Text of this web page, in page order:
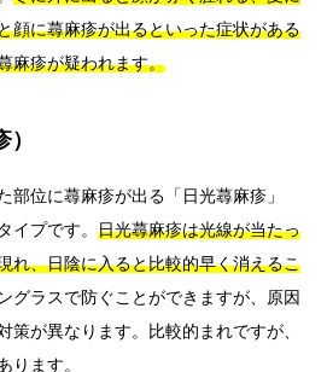
顔に蕁麻疹が出るといった症状がある
麻疹が疑われます。
部位に蕁麻疹が出る「日光蕁麻疹」
イプです。 日光蕁麻疹は光線が当たっ
れ、日陰に入ると比較的早く消えるこ
グラスで防ぐことができますが、原因
策が異なります。比較的まれですが、
ります。